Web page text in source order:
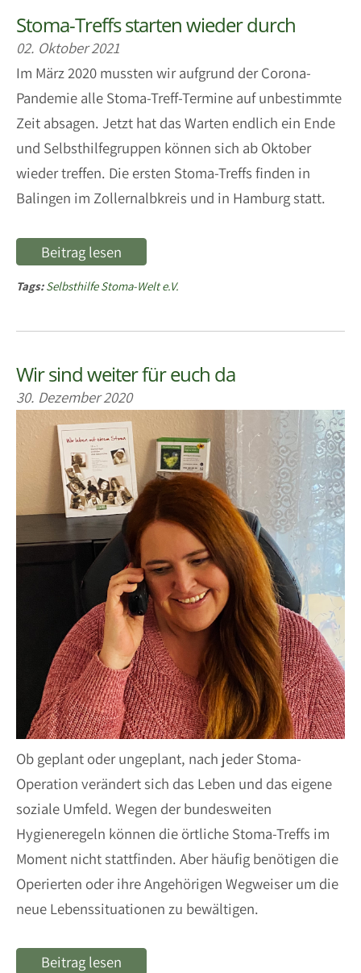
Stoma-Treffs starten wieder durch
02. Oktober 2021
Im März 2020 mussten wir aufgrund der Corona-
Pandemie alle Stoma-Treff-Termine auf unbestimmte
Zeit absagen. Jetzt hat das Warten endlich ein Ende
und Selbsthilfegruppen können sich ab Oktober
wieder treffen. Die ersten Stoma-Treffs finden in
Balingen im Zollernalbkreis und in Hamburg statt.
Beitrag lesen
Tags:Selbsthilfe Stoma-Welt e.V.
Wir sind weiter für euch da
30. Dezember 2020
Ob geplant oder ungeplant, nach jeder Stoma-
Operation verändert sich das Leben und das eigene
soziale Umfeld. Wegen der bundesweiten
Hygieneregeln können die örtliche Stoma-Treffs im
Moment nicht stattfinden. Aber häufig benötigen die
Operierten oder ihre Angehörigen Wegweiser um die
neue Lebenssituationen zu bewältigen.
Beitrag lesen